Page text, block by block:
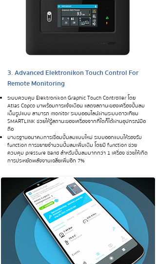
3. Advanced Elektronikon Touch Control For
Remote Monitoring
ระบบควบคุม Elektronikon Graphic Touch Controller โดย
Atlas Copco มาพร้อมการแจ้งเตือน แสดงสถานะของเครื่องปั๊มลม
เต็มรูปแบบ สามารถ monitor ระบบออนไลน์ผ่านระบบดาวเทียม
SMARTLINK ช่วยให้รู้สถานะของเครื่องจากที่ใดก็ได้ผ่านอุปกรณ์มือ
ถือ
มาตรฐานอนาคตการเชื่อมปั๊มลมแบบใหม่ ระบบออกแบบให้รองรับ
function การขยายจำนวนปั๊มลมเพิ่มเติม โดยมี function ช่วย
ควบคุม pressure band สำหรับปั๊มลมมากกว่า 1 เครื่อง ช่วยให้เกิด
การประหยัดพลังงานเฉลี่ยเพิ่มอีก 7%